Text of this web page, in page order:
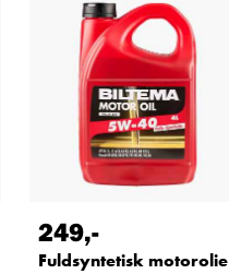
249,-
Fuldsyntetisk motorolie